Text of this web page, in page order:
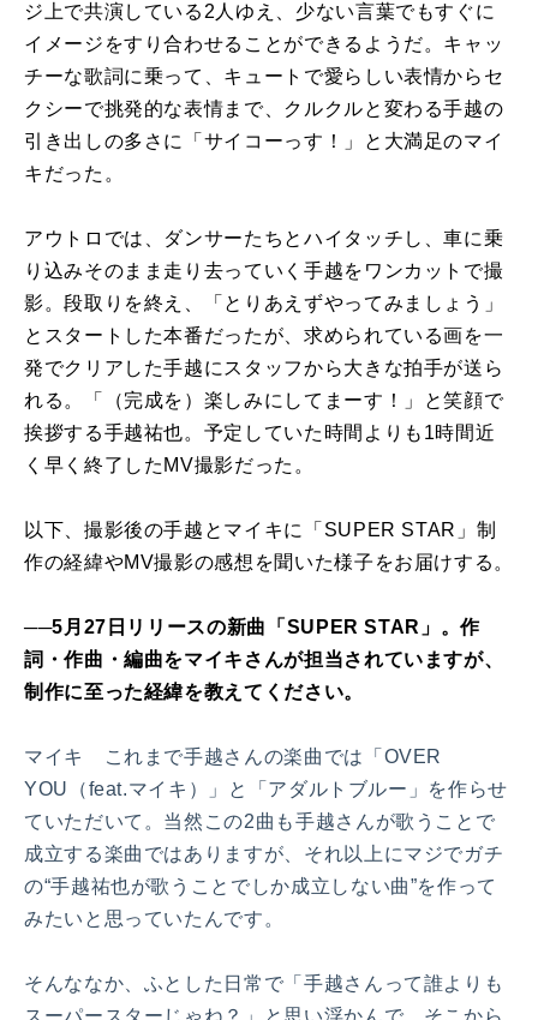
ジ上で共演している2人ゆえ、少ない言葉でもすぐに
イメージをすり合わせることができるようだ。キャッ
チーな歌詞に乗って、キュートで愛らしい表情からセ
クシーで挑発的な表情まで、クルクルと変わる手越の
引き出しの多さに「サイコーっす！」と大満足のマイ
キだった。
アウトロでは、ダンサーたちとハイタッチし、車に乗
り込みそのまま走り去っていく手越をワンカットで撮
影。段取りを終え、「とりあえずやってみましょう」
とスタートした本番だったが、求められている画を一
発でクリアした手越にスタッフから大きな拍手が送ら
れる。「（完成を）楽しみにしてまーす！」と笑顔で
挨拶する手越祐也。予定していた時間よりも1時間近
く早く終了したMV撮影だった。
以下、撮影後の手越とマイキに「SUPER STAR」制
作の経緯やMV撮影の感想を聞いた様子をお届けする。
──5月27日リリースの新曲「SUPER STAR」。作
詞・作曲・編曲をマイキさんが担当されていますが、
制作に至った経緯を教えてください。
マイキ これまで手越さんの楽曲では「OVER
YOU（feat.マイキ）」と「アダルトブルー」を作らせ
ていただいて。当然この2曲も手越さんが歌うことで
成立する楽曲ではありますが、それ以上にマジでガチ
の“手越祐也が歌うことでしか成立しない曲”を作って
みたいと思っていたんです。
そんななか、ふとした日常で「手越さんって誰よりも
スーパースターじゃね？」と思い浮かんで、そこから